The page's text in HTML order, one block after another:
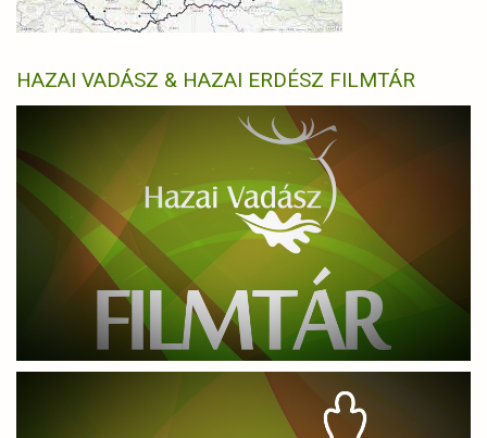
HAZAI VADÁSZ & HAZAI ERDÉSZ FILMTÁR